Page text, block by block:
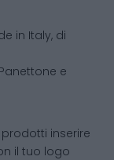
in Italy, di
e
inserire
il tuo logo